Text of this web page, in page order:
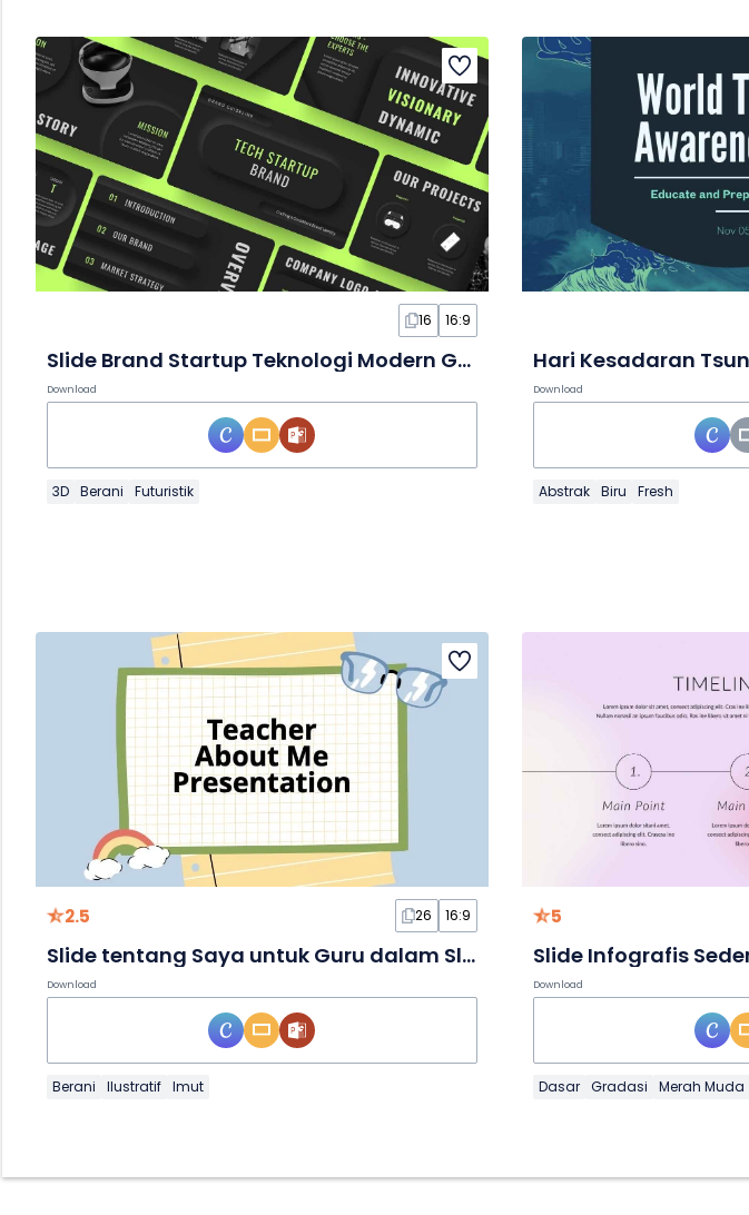
16 16:9
Slide Brand Startup Teknologi Modern Gelap
Download
3D Berani Futuristik
Download
Abstrak Biru Fresh
2.5 26 16:9
Slide tentang Saya untuk Guru dalam Slide
Download
Berani Ilustratif Imut
5
Download
Dasar Gradasi Merah Muda